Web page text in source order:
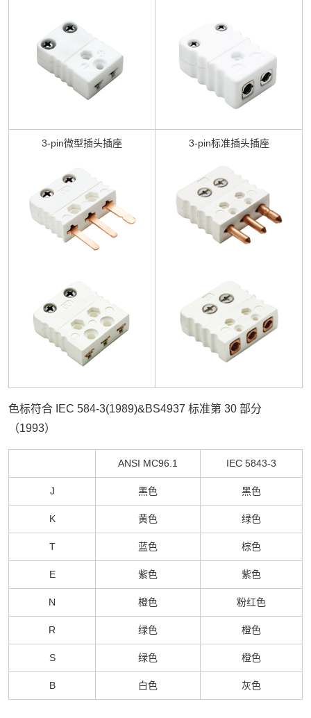
3-pin微型插头插座 3-pin标准插头插座
色标符合 IEC 584-3(1989)&BS4937 标准第 30 部分
（1993）
ANSI MC96.1 IEC 5843-3
J 黑色 黑色
K 黄色 绿色
T 蓝色 棕色
E 紫色 紫色
N 橙色 粉红色
R 绿色 橙色
S 绿色 橙色
B 白色 灰色